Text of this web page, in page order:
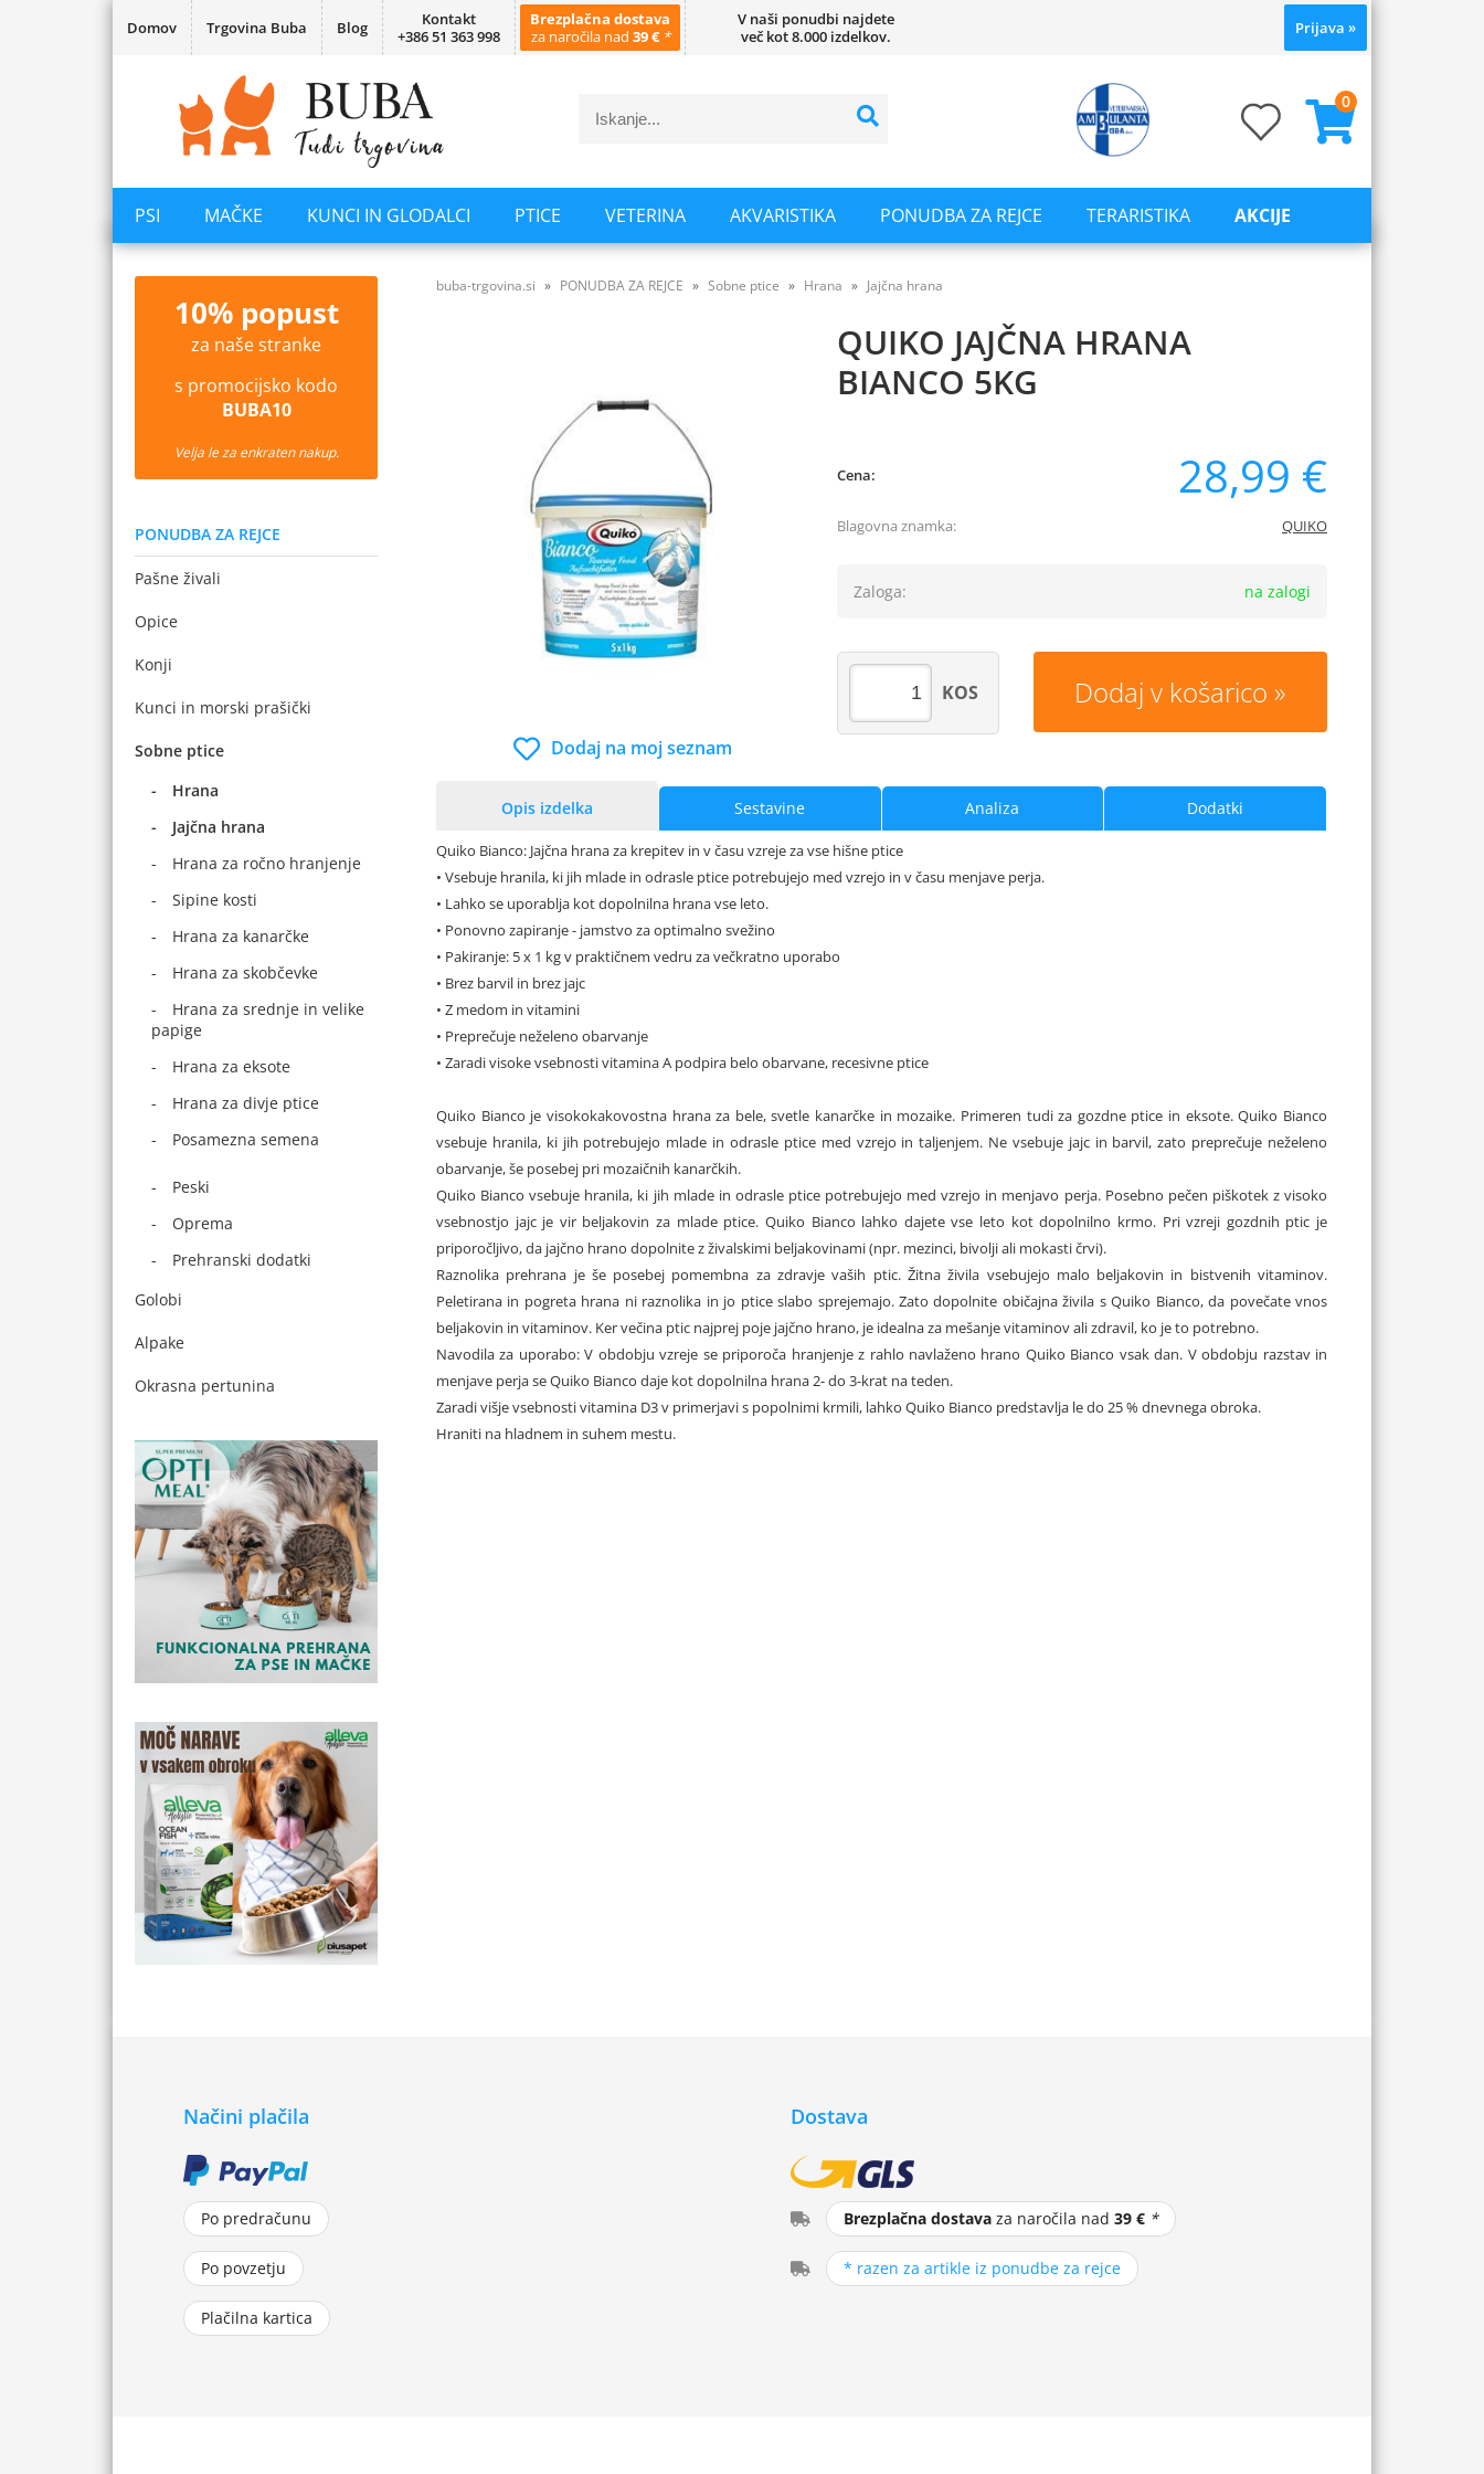
Domov Trgovina Buba Blog
Kontakt
+386 51 363 998
Brezplačna dostava
za naročila nad 39 € *
V naši ponudbi najdete
več kot 8.000 izdelkov.
Prijava »
0
PSI MAČKE KUNCI IN GLODALCI PTICE VETERINA AKVARISTIKA PONUDBA ZA REJCE TERARISTIKA AKCIJE
10% popust
za naše stranke
s promocijsko kodo
BUBA10
Velja le za enkraten nakup.
PONUDBA ZA REJCE
Pašne živali
Opice
Konji
Kunci in morski prašički
Sobne ptice
Hrana
Jajčna hrana
Hrana za ročno hranjenje
Sipine kosti
Hrana za kanarčke
Hrana za skobčevke
Hrana za srednje in velike
papige
Hrana za eksote
Hrana za divje ptice
Posamezna semena
Peski
Oprema
Prehranski dodatki
Golobi
Alpake
Okrasna pertunina
buba-trgovina.si PONUDBA ZA REJCE Sobne ptice Hrana Jajčna hrana
QUIKO JAJČNA HRANA
BIANCO 5KG
Dodaj na moj seznam
Cena: 28,99 €
Blagovna znamka: QUIKO
Zaloga: na zalogi
Dodaj v košarico
KOS
Opis izdelka Sestavine Analiza Dodatki
Quiko Bianco: Jajčna hrana za krepitev in v času vzreje za vse hišne ptice
• Vsebuje hranila, ki jih mlade in odrasle ptice potrebujejo med vzrejo in v času menjave perja.
• Lahko se uporablja kot dopolnilna hrana vse leto.
• Ponovno zapiranje - jamstvo za optimalno svežino
• Pakiranje: 5 x 1 kg v praktičnem vedru za večkratno uporabo
• Brez barvil in brez jajc
• Z medom in vitamini
• Preprečuje neželeno obarvanje
• Zaradi visoke vsebnosti vitamina A podpira belo obarvane, recesivne ptice
Quiko Bianco je visokokakovostna hrana za bele, svetle kanarčke in mozaike. Primeren tudi za gozdne ptice in eksote. Quiko Bianco
vsebuje hranila, ki jih potrebujejo mlade in odrasle ptice med vzrejo in taljenjem. Ne vsebuje jajc in barvil, zato preprečuje neželeno
obarvanje, še posebej pri mozaičnih kanarčkih.
Quiko Bianco vsebuje hranila, ki jih mlade in odrasle ptice potrebujejo med vzrejo in menjavo perja. Posebno pečen piškotek z visoko
vsebnostjo jajc je vir beljakovin za mlade ptice. Quiko Bianco lahko dajete vse leto kot dopolnilno krmo. Pri vzreji gozdnih ptic je
priporočljivo, da jajčno hrano dopolnite z živalskimi beljakovinami (npr. mezinci, bivolji ali mokasti črvi).
Raznolika prehrana je še posebej pomembna za zdravje vaših ptic. Žitna živila vsebujejo malo beljakovin in bistvenih vitaminov.
Peletirana in pogreta hrana ni raznolika in jo ptice slabo sprejemajo. Zato dopolnite običajna živila s Quiko Bianco, da povečate vnos
beljakovin in vitaminov. Ker večina ptic najprej poje jajčno hrano, je idealna za mešanje vitaminov ali zdravil, ko je to potrebno.
Navodila za uporabo: V obdobju vzreje se priporoča hranjenje z rahlo navlaženo hrano Quiko Bianco vsak dan. V obdobju razstav in
menjave perja se Quiko Bianco daje kot dopolnilna hrana 2- do 3-krat na teden.
Zaradi višje vsebnosti vitamina D3 v primerjavi s popolnimi krmili, lahko Quiko Bianco predstavlja le do 25 % dnevnega obroka.
Hraniti na hladnem in suhem mestu.
Načini plačila
Po predračunu
Po povzetju
Plačilna kartica
Dostava
Brezplačna dostavaza naročila nad 39 € *
* razen za artikle iz ponudbe za rejce